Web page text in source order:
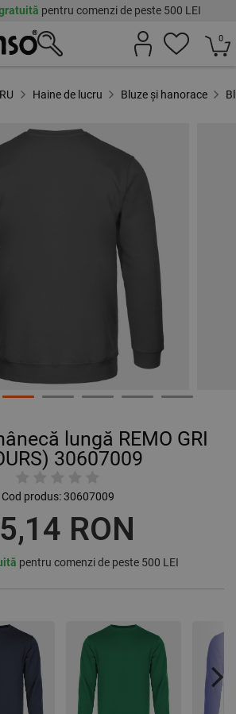
pentru comenzi de peste 500 LEI
0
Haine de lucru Bluze și hanorace
lungă REMO GRI
30607009
Cod produs:30607009
RON
pentru comenzi de peste 500 LEI